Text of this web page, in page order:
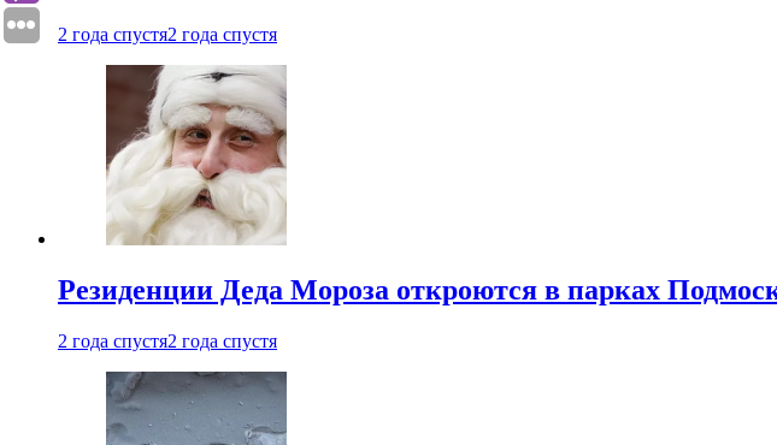
2 года спустя2 года спустя
Резиденции Деда Мороза откроются в парках
2 года спустя2 года спустя